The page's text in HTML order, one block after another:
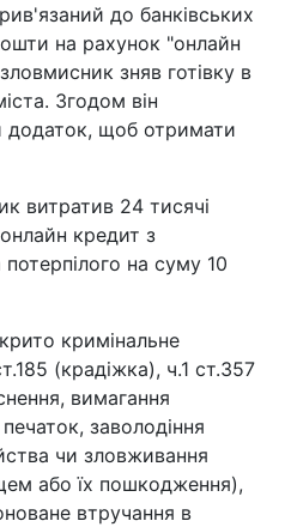
до банківських
на рахунок "онлайн
зняв готівку в
Згодом він
додаток, щоб отримати
витратив 24 тисячі
кредит з
на суму 10
кримінальне
(крадіжка), ч.1 ст.357
вимагання
заволодіння
чи зловживання
або їх пошкодження),
втручання в